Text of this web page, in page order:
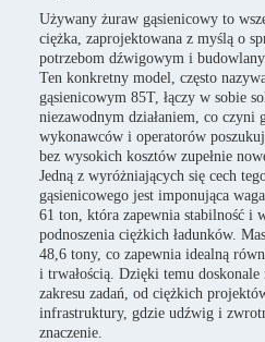
Używany żuraw gąsienicowy to
ciężka, zaprojektowana z myślą o
potrzebom dźwigowym i
Ten konkretny model, często
gąsienicowym 85T, łączy w sobie
niezawodnym działaniem, co czyni
wykonawców i operatorów
bez wysokich kosztów zupełnie
Jedną z wyróżniających się cech
gąsienicowego jest imponująca
61 ton, która zapewnia stabilność i
podnoszenia ciężkich ładunków.
48,6 tony, co zapewnia idealną
i trwałością. Dzięki temu doskonale
zakresu zadań, od ciężkich
infrastruktury, gdzie udźwig i
znaczenie.